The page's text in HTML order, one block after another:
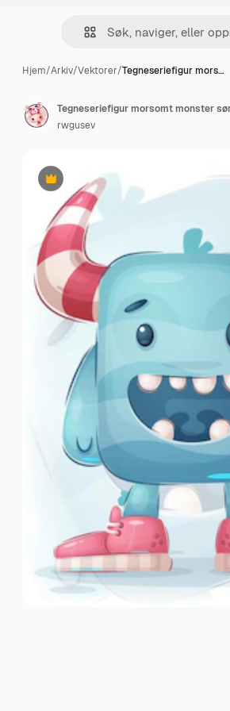
Hjem/Arkiv/Vektorer/Tegneseriefigur mors…
Premium
Tegneseriefigur morsomt monster
rwgusev